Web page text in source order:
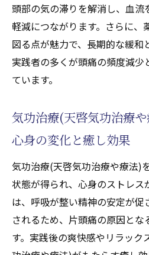
頭部の気の滞りを解消し、血流
軽減につながります。さらに、
図る点が魅力で、長期的な緩和
実践者の多くが頭痛の頻度減少
ています。
気功治療(天啓気功治療
心身の変化と癒し効果
気功治療(天啓気功治療や療法)
状態が得られ、心身のストレス
は、呼吸が整い精神の安定が
されるため、片頭痛の原因とな
す。実践後の爽快感やリラッ